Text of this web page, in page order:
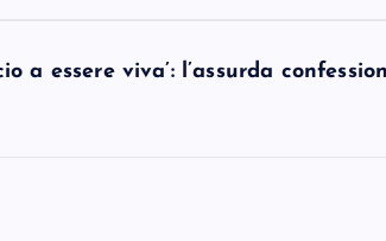
a essere viva’: l’assurda